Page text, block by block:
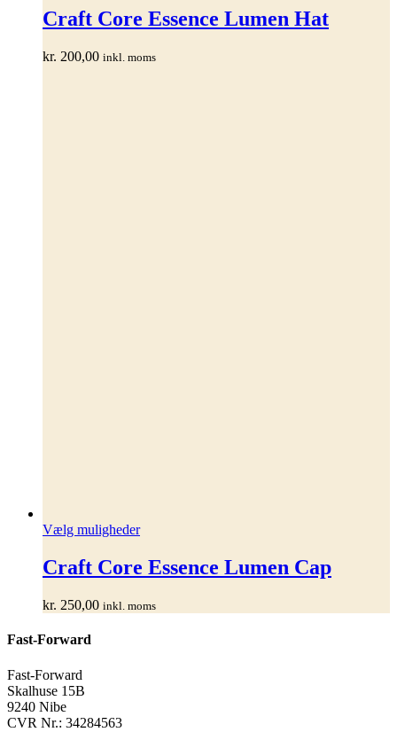
Craft Core Essence Lumen Hat
kr. 200,00 inkl. moms
Vælg mulighederDette
har
flere
Mulighederne
Craft Core Essence Lumen Cap
kr. 250,00 inkl. moms
Fast-Forward
Fast-Forward
Skalhuse 15B
9240 Nibe
CVR Nr.: 34284563